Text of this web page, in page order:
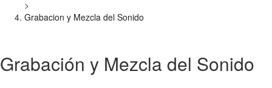
>
Grabacion y Mezcla del Sonido
Grabación y Mezcla del Sonido